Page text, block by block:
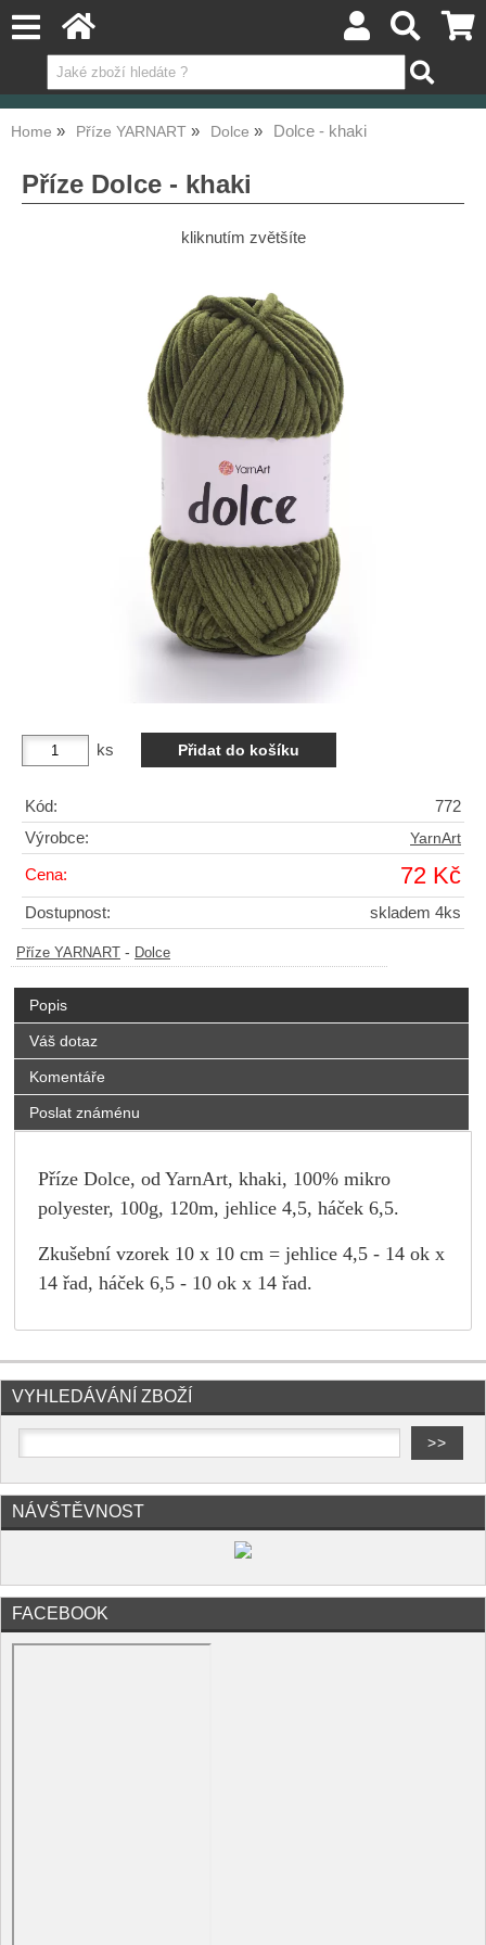
Home Příze YARNART Dolce Dolce - khaki
Příze Dolce - khaki
kliknutím zvětšíte
ks
Kód:
772
Výrobce:
YarnArt
Cena: 72 Kč
Dostupnost: skladem 4ks
Příze YARNART - Dolce
Popis
Váš dotaz
Komentáře
Poslat známénu
Příze Dolce, od YarnArt, khaki, 100% mikro
polyester, 100g, 120m, jehlice 4,5, háček 6,5.
Zkušební vzorek 10 x 10 cm = jehlice 4,5 - 14 ok x
14 řad, háček 6,5 - 10 ok x 14 řad.
VYHLEDÁVÁNÍ ZBOŽÍ
NÁVŠTĚVNOST
FACEBOOK